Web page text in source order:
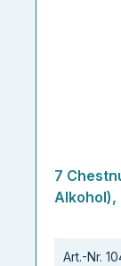
7
Alkohol),
Art.-Nr.